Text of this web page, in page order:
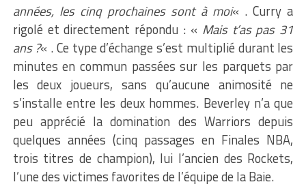
années, les cinq prochaines sont à moi« . Curry a
rigolé et directement répondu : « Mais t’as pas 31
ans ?« . Ce type d’échange s’est multiplié durant les
minutes en commun passées sur les parquets par
les deux joueurs, sans qu’aucune animosité ne
s’installe entre les deux hommes. Beverley n’a que
peu apprécié la domination des Warriors depuis
quelques années (cinq passages en Finales NBA,
trois titres de champion), lui l’ancien des Rockets,
l’une des victimes favorites de l’équipe de la Baie.